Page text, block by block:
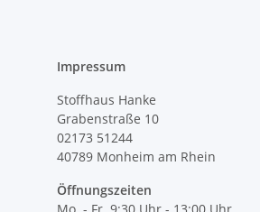
Impressum
Stoffhaus Hanke
Grabenstraße 10
02173 51244
40789 Monheim am Rhein
Öffnungszeiten